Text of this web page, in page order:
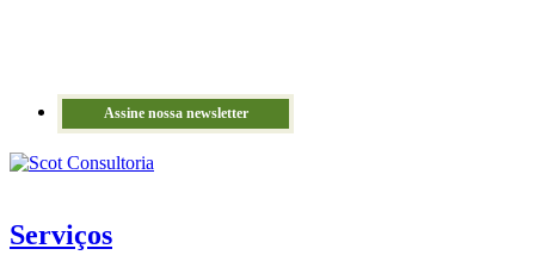
Assine nossa newsletter
Serviços